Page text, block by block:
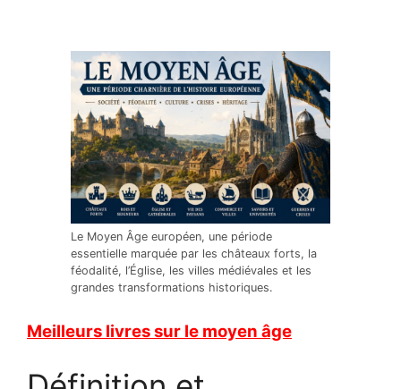
Le Moyen Âge européen, une période
essentielle marquée par les châteaux forts, la
féodalité, l’Église, les villes médiévales et les
grandes transformations historiques.
Meilleurs livres sur le moyen âge